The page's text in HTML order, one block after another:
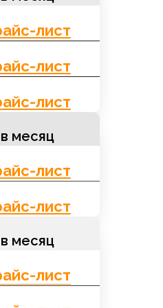
всего
лист
лист
лист
месяц
лист
лист
месяц
лист